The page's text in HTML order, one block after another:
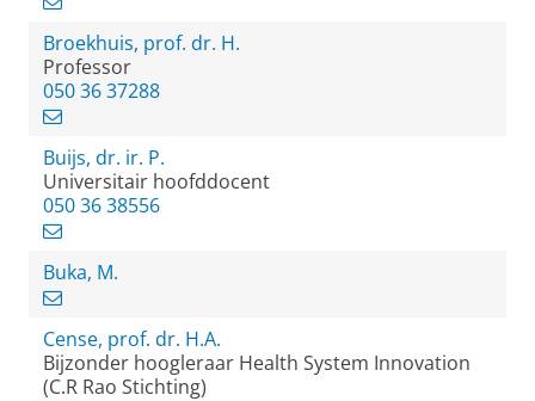
Broekhuis, prof. dr. H.
Professor
050 36 37288
Buijs, dr. ir. P.
Universitair hoofddocent
050 36 38556
Buka, M.
Cense, prof. dr. H.A.
Bijzonder hoogleraar Health System Innovation
(C.R Rao Stichting)